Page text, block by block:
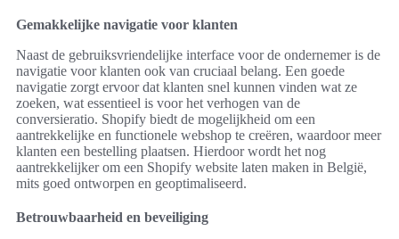
Gemakkelijke navigatie voor klanten
Naast de gebruiksvriendelijke interface voor de ondernemer is de
navigatie voor klanten ook van cruciaal belang. Een goede
navigatie zorgt ervoor dat klanten snel kunnen vinden wat ze
zoeken, wat essentieel is voor het verhogen van de
conversieratio. Shopify biedt de mogelijkheid om een
aantrekkelijke en functionele webshop te creëren, waardoor meer
klanten een bestelling plaatsen. Hierdoor wordt het nog
aantrekkelijker om een Shopify website laten maken in België,
mits goed ontworpen en geoptimaliseerd.
Betrouwbaarheid en beveiliging